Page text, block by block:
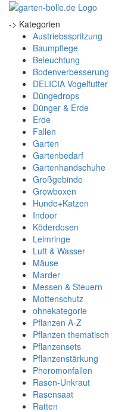
-> Kategorien
Austriebsspritzung
Baumpflege
Beleuchtung
Bodenverbesserung
DELICIA Vogelfutter
Düngedrops
Dünger & Erde
Erde
Fallen
Garten
Gartenbedarf
Gartenhandschuhe
Großgebinde
Growboxen
Hunde+Katzen
Indoor
Köderdosen
Leimringe
Luft & Wasser
Mäuse
Marder
Messen & Steuern
Mottenschutz
ohnekategorie
Pflanzen A-Z
Pflanzen thematisch
Pflanzensets
Pflanzenstärkung
Pheromonfallen
Rasen-Unkraut
Rasensaat
Ratten